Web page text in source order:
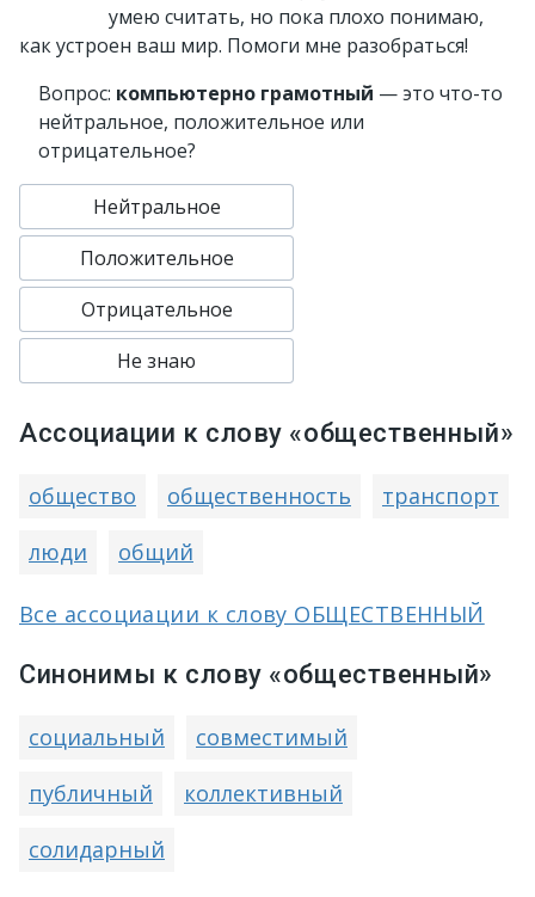
умею считать, но пока плохо понимаю,
как устроен ваш мир. Помоги мне разобраться!
Вопрос: компьютерно грамотный — это что-то
нейтральное, положительное или
отрицательное?
Нейтральное
Положительное
Отрицательное
Не знаю
Ассоциации к слову «общественный»
общество общественность
транспорт
люди
общий
Все ассоциации к слову ОБЩЕСТВЕННЫЙ
Синонимы к слову «общественный»
социальный
совместимый
публичный
коллективный
солидарный